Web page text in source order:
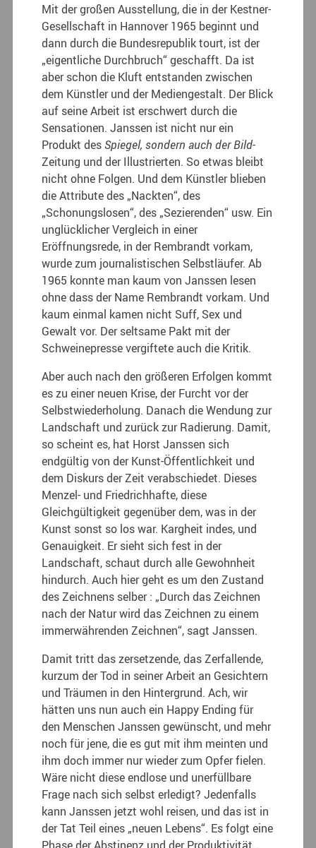
Mit der großen Ausstellung, die in der Kestner-
Gesellschaft in Hannover 1965 beginnt und
dann durch die Bundesrepublik tourt, ist der
„eigentliche Durchbruch“ geschafft. Da ist
aber schon die Kluft entstanden zwischen
dem Künstler und der Mediengestalt. Der Blick
auf seine Arbeit ist erschwert durch die
Sensationen. Janssen ist nicht nur ein
Produkt desSpiegel, sondern auch derBild-
Zeitung und der Illustrierten. So etwas bleibt
nicht ohne Folgen. Und dem Künstler blieben
die Attribute des „Nackten“, des
„Schonungslosen“, des „Sezierenden“ usw. Ein
unglücklicher Vergleich in einer
Eröffnungsrede, in der Rembrandt vorkam,
wurde zum journalistischen Selbstläufer. Ab
1965 konnte man kaum von Janssen lesen
ohne dass der Name Rembrandt vorkam. Und
kaum einmal kamen nicht Suff, Sex und
Gewalt vor. Der seltsame Pakt mit der
Schweinepresse vergiftete auch die Kritik.
Aber auch nach den größeren Erfolgen kommt
es zu einer neuen Krise, der Furcht vor der
Selbstwiederholung. Danach die Wendung zur
Landschaft und zurück zur Radierung. Damit,
so scheint es, hat Horst Janssen sich
endgültig von der Kunst-Öffentlichkeit und
dem Diskurs der Zeit verabschiedet. Dieses
Menzel- und Friedrichhafte, diese
Gleichgültigkeit gegenüber dem, was in der
Kunst sonst so los war. Kargheit indes, und
Genauigkeit. Er sieht sich fest in der
Landschaft, schaut durch alle Gewohnheit
hindurch. Auch hier geht es um den Zustand
des Zeichnens selber : „Durch das Zeichnen
nach der Natur wird das Zeichnen zu einem
immerwährenden Zeichnen“, sagt Janssen.
Damit tritt das zersetzende, das Zerfallende,
kurzum der Tod in seiner Arbeit an Gesichtern
und Träumen in den Hintergrund. Ach, wir
hätten uns nun auch ein Happy Ending für
den Menschen Janssen gewünscht, und mehr
noch für jene, die es gut mit ihm meinten und
ihm doch immer nur wieder zum Opfer fielen.
Wäre nicht diese endlose und unerfüllbare
Frage nach sich selbst erledigt? Jedenfalls
kann Janssen jetzt wohl reisen, und das ist in
der Tat Teil eines „neuen Lebens“. Es folgt eine